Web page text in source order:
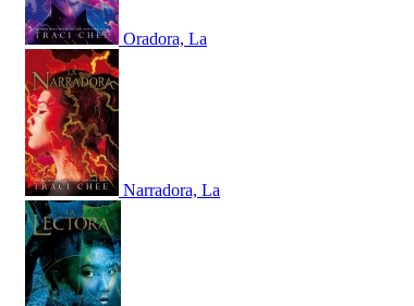
Oradora, La
Narradora, La